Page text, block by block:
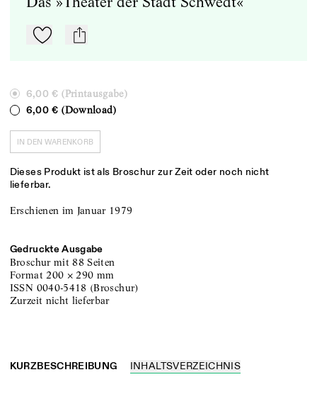
Zu Mein-TdZ hinzufügen
mail
6,00 €(Printausgabe)
6,00 €(Download)
IN DEN WARENKORB
Dieses Produkt ist als Broschur zur Zeit oder noch nicht
lieferbar.
Erschienen im Januar 1979
Gedruckte Ausgabe
Broschur mit 88 Seiten
Format200 ×290 mm
ISSN 0040-5418 (Broschur)
zurzeit nicht lieferbar
KURZBESCHREIBUNG INHALTSVERZEICHNIS